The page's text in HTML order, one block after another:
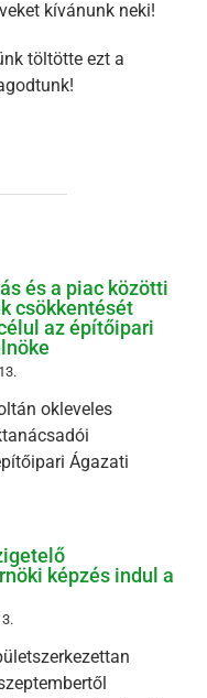
kívánunk neki!
töltötte ezt a
és a piac közötti
csökkentését
az építőipari
okleveles
Ágazati
képzés indul a